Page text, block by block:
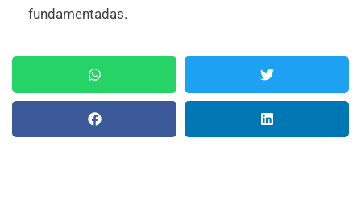
fundamentadas.